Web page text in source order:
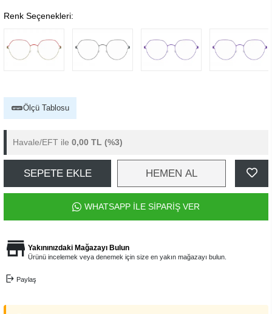
Renk Seçenekleri:
Ölçü Tablosu
Havale/EFT ile 0,00 TL (%3)
SEPETE EKLE HEMEN AL
WHATSAPP İLE SİPARİŞ VER
Yakınınızdaki Mağazayı Bulun
Ürünü incelemek veya denemek için size en yakın mağazayı bulun.
Paylaş